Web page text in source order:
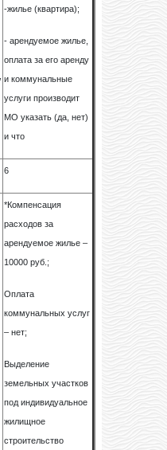
-жилье (квартира);
- арендуемое жилье,
оплата за его аренду
и коммунальные
услуги производит
МО указать (да, нет)
и что
6
*Компенсация
расходов за
арендуемое жилье –
10000 руб.;
Оплата
коммунальных услуг
– нет;
Выделение
земельных участков
под индивидуальное
жилищное
строительство